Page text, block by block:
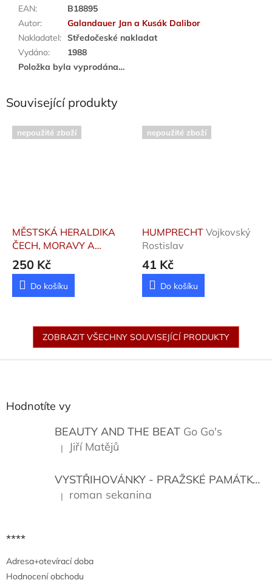
EAN:
B18895
Autor:
Galandauer Jan a Kusák Dalibor
Nakladatel: Středočeské nakladat
Vydáno:
1988
Položka byla vyprodána…
Související produkty
nepoužité zboží
MĚSTSKÁ HERALDIKA
ČECH, MORAVY A
SLEZSKA
250 Kč
Do košíku
nepoužité zboží
HUMPRECHT Vojkovský
Rostislav
41 Kč
Do košíku
ZOBRAZIT VŠECHNY SOUVISEJÍCÍ PRODUKTY
Hodnotíte vy
BEAUTY AND THE BEAT Go Go's
Hodnocení produktu je 5 z 5 hvězdiček.
| Jiří Matějů
VYSTŘIHOVÁNKY - PRAŽSKÉ PAMÁTKY
Hodnocení produktu je 5 z 5 hvězdiček.
| roman sekanina
****
Adresa+otevírací doba
Hodnocení obchodu